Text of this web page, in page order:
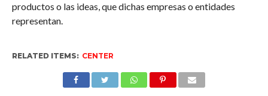
productos o las ideas, que dichas empresas o entidades
representan.
RELATED ITEMS: CENTER